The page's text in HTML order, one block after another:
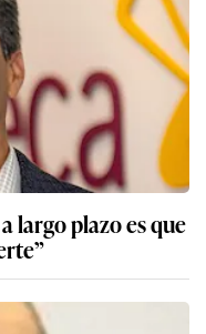
largo plazo es que